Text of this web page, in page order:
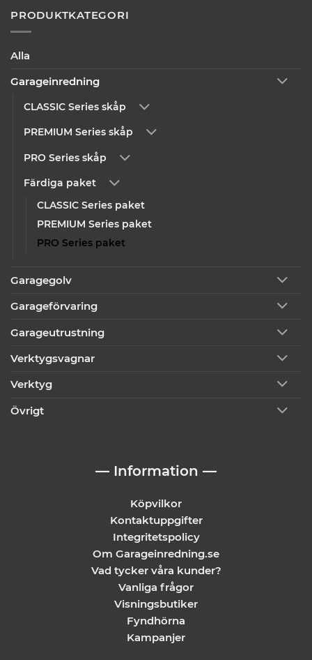
PRODUKTKATEGORI
Alla
Garageinredning
CLASSIC Series skåp
PREMIUM Series skåp
PRO Series skåp
Färdiga paket
CLASSIC Series paket
PREMIUM Series paket
PRO Series paket
Garagegolv
Garageförvaring
Garageutrustning
Verktygsvagnar
Verktyg
Övrigt
— Information —
Köpvilkor
Kontaktuppgifter
Integritetspolicy
Om Garageinredning.se
Vad tycker våra kunder?
Vanliga frågor
Visningsbutiker
Fyndhörna
Kampanjer